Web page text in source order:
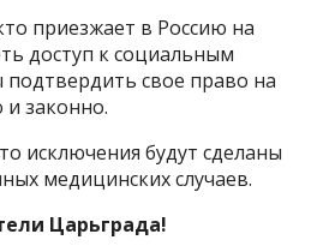
приезжает в Россию на
доступ к социальным
свое право на
и законно.
исключения будут сделаны
медицинских случаев.
Царьграда!